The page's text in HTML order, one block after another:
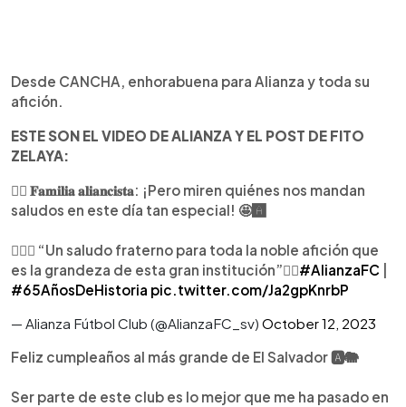
Desde CANCHA, enhorabuena para Alianza y toda su
afición.
ESTE SON EL VIDEO DE ALIANZA Y EL POST DE FITO
ZELAYA:
😮‍💨 𝐅𝐚𝐦𝐢𝐥𝐢𝐚 𝐚𝐥𝐢𝐚𝐧𝐜𝐢𝐬𝐭𝐚: ¡Pero miren quiénes nos mandan
saludos en este día tan especial! 🤩🅰️
🧏🏼‍♂️ “Un saludo fraterno para toda la noble afición que
es la grandeza de esta gran institución”☝🏼#AlianzaFC
#65AñosDeHistoria pic.twitter.com/Ja2gpKnrbP
— Alianza Fútbol Club (@AlianzaFC_sv) October 12, 2023
Feliz cumpleaños al más grande de El Salvador 🅰️🐘
Ser parte de este club es lo mejor que me ha pasado en